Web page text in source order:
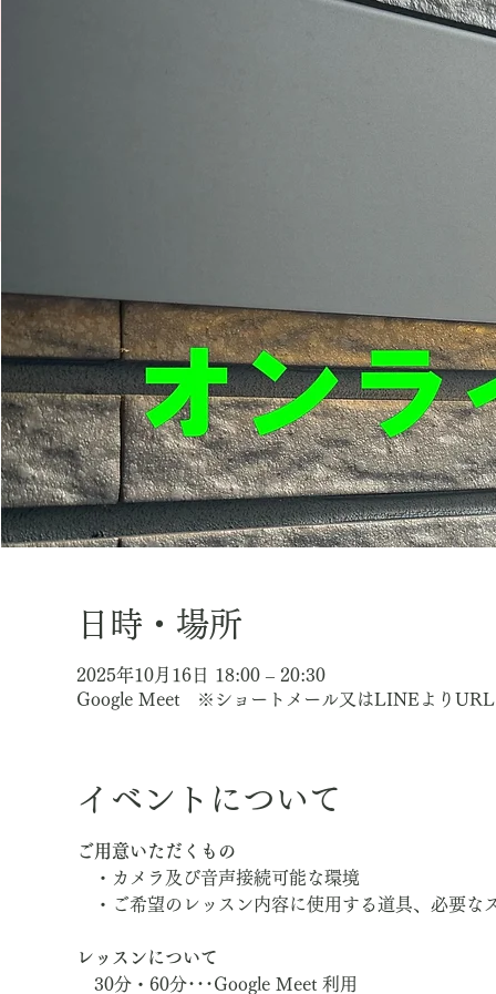
日時・場所
2025年10月16日 18:00 – 20:30
Google Meet ※ショートメール又はLINEよりURL
イベントについて
ご用意いただくもの
・カメラ及び音声接続可能な環境
・ご希望のレッスン内容に使用する道具、必要な
レッスンについて
30分・60分･･･Google Meet 利用